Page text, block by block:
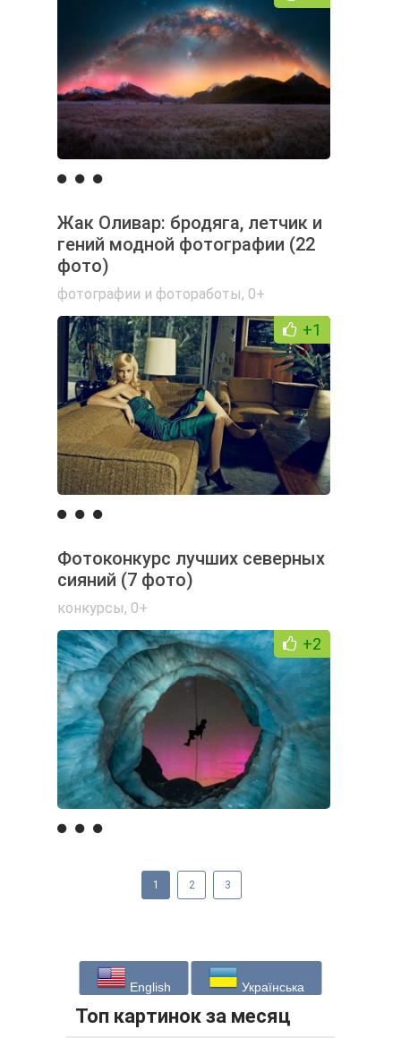
Жак Оливар: бродяга, летчик и
гений модной фотографии (22
фото)
фотографии и фотоработы, 0+
+1
Фотоконкурс лучших северных
сияний (7 фото)
конкурсы, 0+
+2
1 2 3
English Українська
Топ картинок за месяц